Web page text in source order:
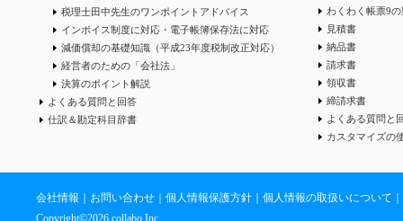
税理士田中先生のワンポイントアドバイス
インボイス制度に対応・電子帳簿保存法に対応
減価償却の基礎知識（平成23年度税制改正対応）
経営者のための「会社法」
決算のポイント解説
よくある質問と回答
仕訳＆勘定科目辞書
わくわく帳票9
見積書
納品書
請求書
領収書
締請求書
よくある質問と
カスタマイズの
会社情報 ｜ お問い合わせ ｜ 個人情報保護方針 ｜ 個人情報の取扱いについて ｜
Copyright©2026 collabo,Inc.